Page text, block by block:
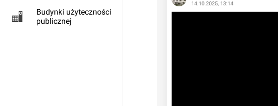
Budynki użyteczności
publicznej
14.10.2025, 13:14